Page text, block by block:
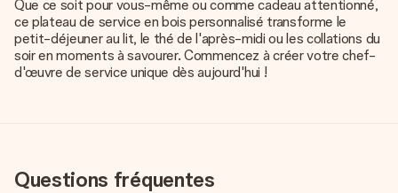
Que ce soit pour vous-même ou comme cadeau attentionné,
ce plateau de service en bois personnalisé transforme le
petit-déjeuner au lit, le thé de l'après-midi ou les collations du
soir en moments à savourer. Commencez à créer votre chef-
d'œuvre de service unique dès aujourd'hui !
Questions fréquentes